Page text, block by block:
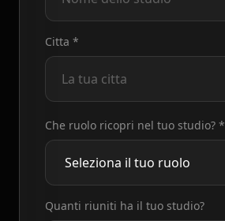
Citta *
Che ruolo ricopri nel tuo studio? *
Quanti riuniti ha il tuo studio?